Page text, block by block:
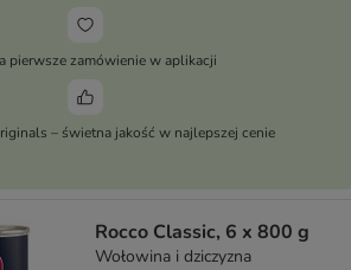
pierwsze zamówienie w aplikacji
– świetna jakość w najlepszej cenie
Rocco Classic, 6 x 800 g
Wołowina i dziczyzna